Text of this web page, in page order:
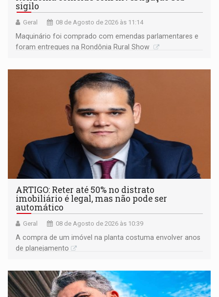
sigilo
Geral 08 de Agosto de 2026 às 11:14
Maquinário foi comprado com emendas parlamentares e
foram entregues na Rondônia Rural Show
ARTIGO: Reter até 50% no distrato
imobiliário é legal, mas não pode ser
automático
Geral 08 de Agosto de 2026 às 10:39
A compra de um imóvel na planta costuma envolver anos
de planejamento